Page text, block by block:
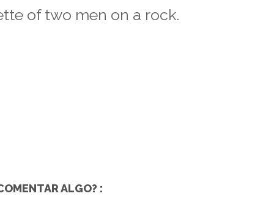
ALGO? :